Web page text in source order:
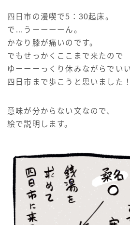
四日市の漫喫で5：30起床。
で…うーーーーん。
かなり膝が痛いのです。
でもせっかくここまで来たので
ゆーーーっくり休みながらでい
四日市まで歩こうと思いました！
意味が分からない文なので、
絵で説明します。